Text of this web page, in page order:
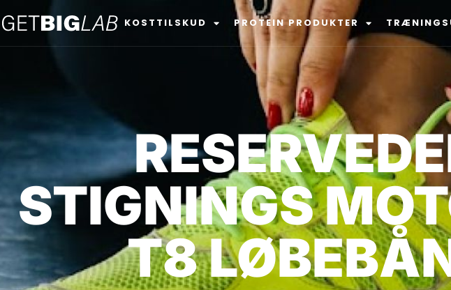
KOSTTILSKUD PROTEIN PRODUKTER
STIGNINGS
T8